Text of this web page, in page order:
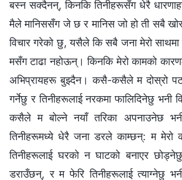
बस्न सक्दैनन्, किनकि तिनीहरूसँग धेरै
मैले मानिससँग जे छ र मानिस जो हो ती सबै
विचार गरेको छु, यसैले कि सबै जना मेरो
मसँग टाढा नहोऊन्। किनकि मेरो कामको
अभिप्रायहरू बुझ्दैन। कसै-कसैले म दोस्रो
गर्नेछु र तिनीहरूलाई नरकमा फालिदिनेछु भनी
कसैले म बोल्ने नयाँ तरिका अपनाउनेछ
तिनीहरूमध्ये धेरै जना डरले काम्छन्: म मेरो
तिनीहरूलाई घरको न घाटको बनाएर
डराउँछन्, र म फेरि तिनीहरूलाई त्याग्नेछु